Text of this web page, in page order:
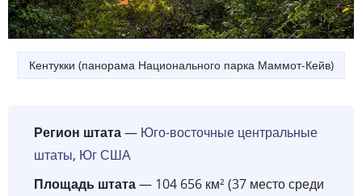
Кентукки (панорама Национального парка Маммот-Кейв)
Регион штата— Юго-восточные центральные
штаты, Юг США
Площадь штата— 104 656 км² (37 место среди